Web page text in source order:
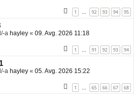
1 … 92 93 94 95
a hayley « 09. Avg. 2026 11:18
1 … 91 92 93 94
a hayley « 05. Avg. 2026 15:22
1 65 66 67 68